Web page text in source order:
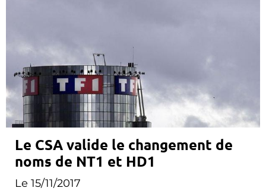
Le CSA valide le changement de
noms de NT1 et HD1
Le 15/11/2017